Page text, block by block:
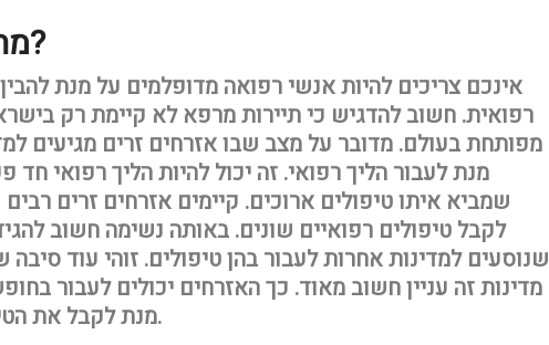
מה זה תיירות מרפא?
אינכם צריכים להיות אנשי רפואה מדופלמים על מנת
רפואית. חשוב להדגיש כי תיירות מרפא לא קיימת רק
מפותחת בעולם. מדובר על מצב שבו אזרחים זרים מגיעים
מנת לעבור הליך רפואי. זה יכול להיות הליך רפואי חד
שמביא איתו טיפולים ארוכים. קיימים אזרחים זרים
לקבל טיפולים רפואיים שונים. באותה נשימה חשוב
שנוסעים למדינות אחרות לעבור בהן טיפולים. זוהי עוד
מדינות זה עניין חשוב מאוד. כך האזרחים יכולים לעבור
מנת לקבל את הטיפול הרפואי האולטימטיבי.